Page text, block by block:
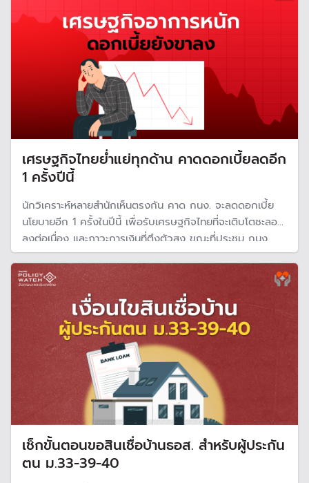
เศรษฐกิจไทยย่ำแย่ทุกด้าน คาดดอกเบี้ยลดอีก
1 ครั้งปีนี้
นักวิเคราะห์หลายสำนักเห็นตรงกัน คาด กนง. จะลดดอกเบี้ย
นโยบายอีก 1 ครั้งในปีนี้ เพื่อรับเศรษฐกิจไทยที่จะเติบโตชะลอ
ลงต่อเนื่อง และภาวะการเงินที่ตึงตัวสูง ขณะที่ประชุม กนง.
ครั้งถัดไป ผู้ว่าการ ธปท. คนใหม่ จะเข้าร่วมประชุมเป็นครั้งแรก
เช็กขั้นตอนขอสินเชื่อบ้านธอส. สำหรับผู้ประกัน
ตน ม.33-39-40